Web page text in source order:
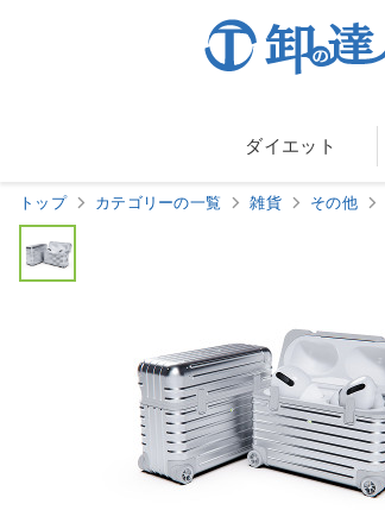
ダイエット
トップ カテゴリーの一覧 雑貨 その他